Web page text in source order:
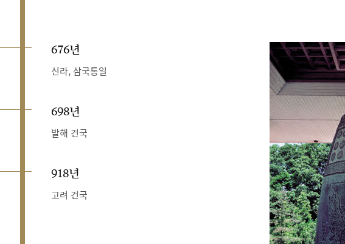
676년
신라, 삼국통일
698년
발해 건국
918년
고려 건국